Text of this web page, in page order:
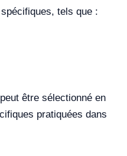
tels que :
être sélectionné en
pratiquées dans